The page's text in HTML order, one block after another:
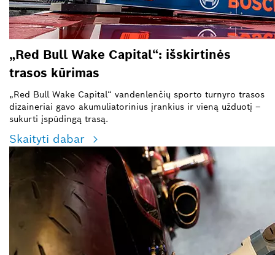
„Red Bull Wake Capital“: išskirtinės
trasos kūrimas
„Red Bull Wake Capital“ vandenlenčių sporto turnyro trasos
dizaineriai gavo akumuliatorinius įrankius ir vieną užduotį –
sukurti įspūdingą trasą.
Skaityti dabar